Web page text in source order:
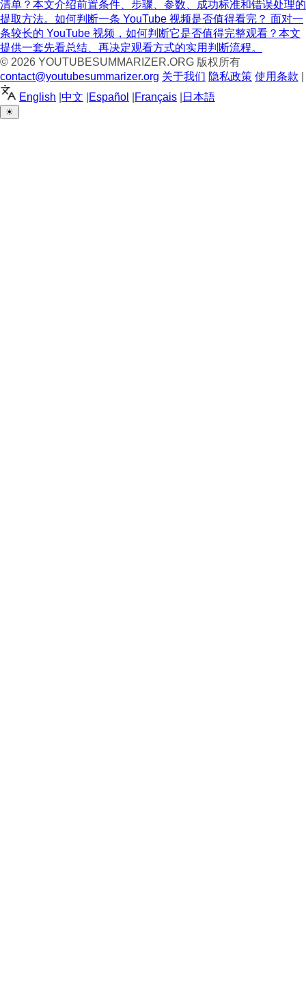
清单？本文介绍前置条件、步骤、参数、成功标准和错误处理的
提取方法。 如何判断一条 YouTube 视频是否值得看完？ 面对一
条较长的 YouTube 视频，如何判断它是否值得完整观看？本文
提供一套先看总结、再决定观看方式的实用判断流程。
© 2026 YOUTUBESUMMARIZER.ORG 版权所有
contact@youtubesummarizer.org 关于我们 隐私政策 使用条款
English 中文 Español Français 日本語
☀